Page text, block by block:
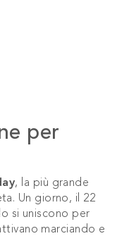
per
, la più grande
Un giorno, il 22
si uniscono per
marciando e